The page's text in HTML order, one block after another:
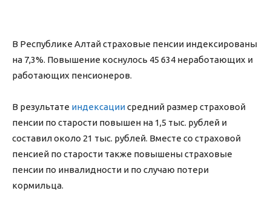
В Республике Алтай страховые пенсии индексированы
на 7,3%. Повышение коснулось 45 634 неработающих и
работающих пенсионеров.
В результате индексациисредний размер страховой
пенсии по старости повышен на 1,5 тыс. рублей и
составил около 21 тыс. рублей. Вместе со страховой
пенсией по старости также повышены страховые
пенсии по инвалидности и по случаю потери
кормильца.